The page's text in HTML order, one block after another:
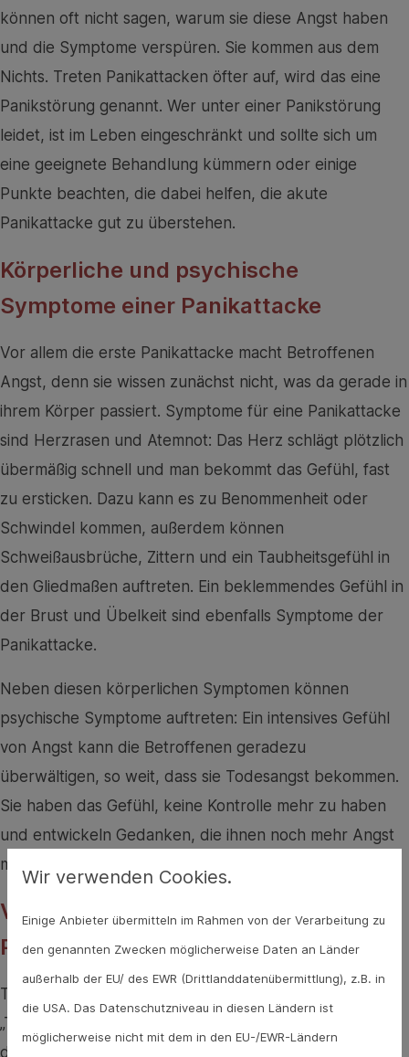
können oft nicht sagen, warum sie diese Angst haben
und die Symptome verspüren. Sie kommen aus dem
Nichts. Treten Panikattacken öfter auf, wird das eine
Panikstörung genannt. Wer unter einer Panikstörung
leidet, ist im Leben eingeschränkt und sollte sich um
eine geeignete Behandlung kümmern oder einige
Punkte beachten, die dabei helfen, die akute
Panikattacke gut zu überstehen.
Körperliche und psychische
Symptome einer Panikattacke
Vor allem die erste Panikattacke macht Betroffenen
Angst, denn sie wissen zunächst nicht, was da gerade in
ihrem Körper passiert. Symptome für eine Panikattacke
sind Herzrasen und Atemnot: Das Herz schlägt plötzlich
übermäßig schnell und man bekommt das Gefühl, fast
zu ersticken. Dazu kann es zu Benommenheit oder
Schwindel kommen, außerdem können
Schweißausbrüche, Zittern und ein Taubheitsgefühl in
den Gliedmaßen auftreten. Ein beklemmendes Gefühl in
der Brust und Übelkeit sind ebenfalls Symptome der
Panikattacke.
Neben diesen körperlichen Symptomen können
psychische Symptome auftreten: Ein intensives Gefühl
von Angst kann die Betroffenen geradezu
überwältigen, so weit, dass sie Todesangst bekommen.
Sie haben das Gefühl, keine Kontrolle mehr zu haben
und entwickeln Gedanken, die ihnen noch mehr Angst
machen, was die Symptome weiter verstärkt.
Von der Panikattacke zur
Panikstörung
Treten die Panikattacken öfter auf, kommt es zu einem
„Teufelskreis der Angst“ - Betroffene haben Angst
davor, dass wieder eine Panikattacke auftritt, was ihre
Wir verwenden Cookies.
Einige Anbieter übermitteln im Rahmen von der Verarbeitung zu
den genannten Zwecken möglicherweise Daten an Länder
außerhalb der EU/ des EWR (Drittlanddatenübermittlung), z.B. in
die USA. Das Datenschutzniveau in diesen Ländern ist
möglicherweise nicht mit dem in den EU-/EWR-Ländern